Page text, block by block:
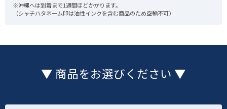
※沖縄へは到着まで1週間ほどかかります。
（シャチハタネーム印は油性インクを含む商品のため空輸不可）
▼ 商品をお選びください ▼